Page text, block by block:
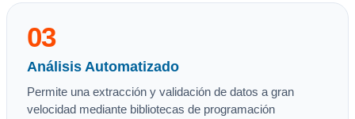
03
Análisis Automatizado
Permite una extracción y validación de datos a gran
velocidad mediante bibliotecas de programación